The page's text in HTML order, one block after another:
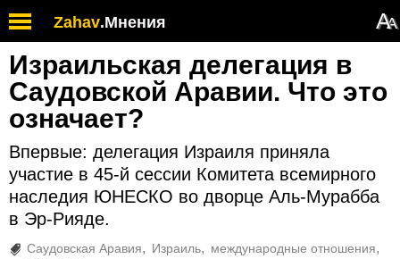
Zahav.Мнения АА
Израильская делегация в
Саудовской Аравии. Что это
означает?
Впервые: делегация Израиля приняла
участие в 45-й сессии Комитета всемирного
наследия ЮНЕСКО во дворце Аль-Мурабба
в Эр-Рияде.
Саудовская Аравия Израиль
международные отношения